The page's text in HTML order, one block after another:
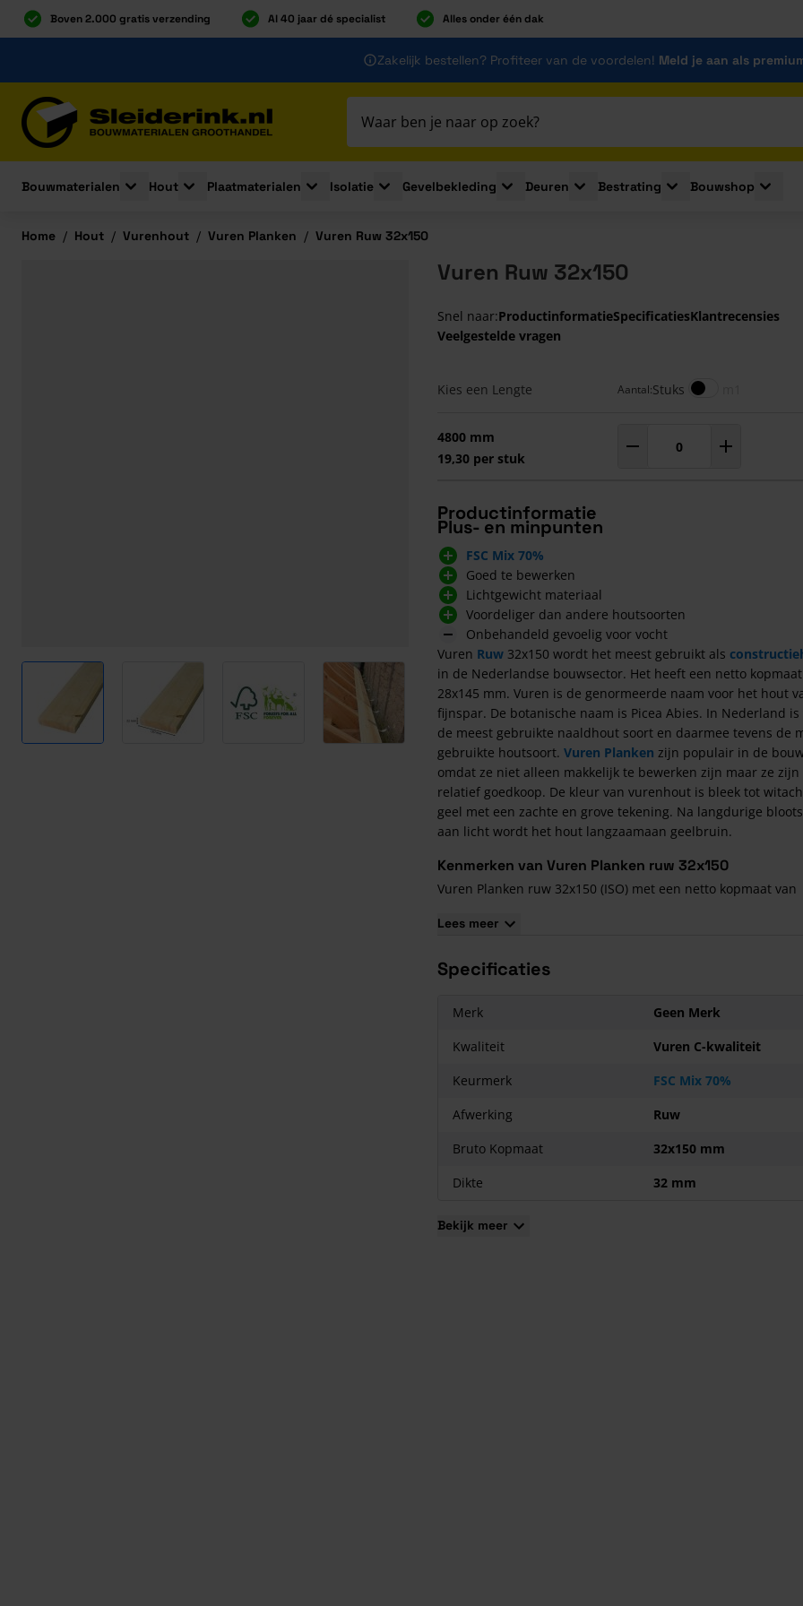
Boven 2.000 gratis verzending Al 40 jaar dé specialist Alles onder één dak
Zakelijk bestellen? Profiteer van de voordelen! Meld je aan als
Bouwmaterialen
Toggle submenu for Bouwmaterialen
Hout
Toggle submenu for Hout
Plaatmaterialen
Toggle submenu for Plaatmaterialen
Isolatie
Toggle submenu for Isolatie
Gevelbekleding
Toggle submenu for Gevelbekleding
Deuren
Toggle submenu for Deuren
Bestrating
Toggle submenu for
Bouwshop
Home / Hout / Vurenhout / Vuren Planken / Vuren Ruw 32x150
View larger image View larger imageView larger image
Vuren Ruw 32x150
Snel naar:ProductinformatieSpecificatiesKlantrecensies
Veelgestelde vragen
Gegroepeerde productitems
Kies een Lengte Aantal:Stuks Meters
4800 mm
19,30 per stuk
Aantal m¹
Productinformatie
Plus- en minpunten
FSC Mix 70%
Goed te bewerken
Lichtgewicht materiaal
Voordeliger dan andere houtsoorten
Onbehandeld gevoelig voor vocht
Vuren Ruw 32x150 wordt het meest gebruikt als
in de Nederlandse bouwsector. Het heeft een netto
28x145 mm. Vuren is de genormeerde naam voor het hout
fijnspar. De botanische naam is Picea Abies. In Nederland is
de meest gebruikte naaldhout soort en daarmee tevens de
gebruikte houtsoort. Vuren Planken zijn populair in de
omdat ze niet alleen makkelijk te bewerken zijn maar ze zijn
relatief goedkoop. De kleur van vurenhout is bleek tot
geel met een zachte en grove tekening. Na langdurige
aan licht wordt het hout langzaamaan geelbruin.
Kenmerken van Vuren Planken ruw 32x150
Vuren Planken ruw 32x150 (ISO) met een netto kopmaat van
de bouw. Er is geen enkele houtsoort in Nederland, waarvan
kunnen we, als houthandel met eigen zagerij, iedere andere
op met de productspecialist en vraag naar de mogelijkheden!
Noord Europees vurenhout
Baltische gebied (inclusief Rusland), maar ook uit Midden-
Noord Europa, omdat daar de bomen trager groeien, met als
gevolg fijnere groeiringen. Hoe fijner de groeiringen, des te
Lees meer
Specificaties
Merk
Geen Merk
Kwaliteit
Vuren C-kwaliteit
Keurmerk
FSC Mix 70%
Afwerking
Ruw
Bruto Kopmaat
32x150 mm
Dikte
32 mm
Bekijk meer